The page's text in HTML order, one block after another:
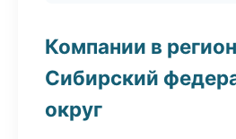
Компании в
Сибирский
округ